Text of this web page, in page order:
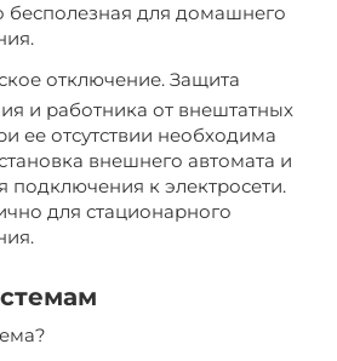
бесполезная для домашнего
отключение. Защита
и работника от внештатных
ее отсутствии необходима
внешнего автомата и
подключения к электросети.
для стационарного